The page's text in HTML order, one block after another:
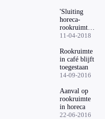
verboden
'Sluiting
horeca-
rookruimte
leidt tot
voor
omwonende'
11-04-2018
Rookruimte
in café blijft
toegestaan
14-09-2016
Aanval op
rookruimte
in horeca
22-06-2016